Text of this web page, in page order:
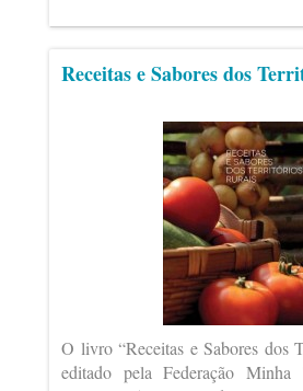
Receitas e Sabores dos
O livro “Receitas e Sabores dos
editado pela Federação